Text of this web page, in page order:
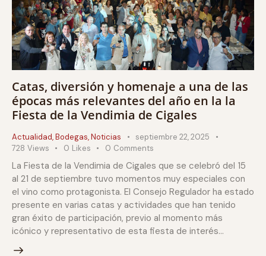
Catas, diversión y homenaje a una de las
épocas más relevantes del año en la la
Fiesta de la Vendimia de Cigales
Actualidad,Bodegas,Noticias
septiembre 22, 2025
728 Views 0 Likes 0 Comments
La Fiesta de la Vendimia de Cigales que se celebró del 15
al 21 de septiembre tuvo momentos muy especiales con
el vino como protagonista. El Consejo Regulador ha estado
presente en varias catas y actividades que han tenido
gran éxito de participación, previo al momento más
icónico y representativo de esta fiesta de interés…